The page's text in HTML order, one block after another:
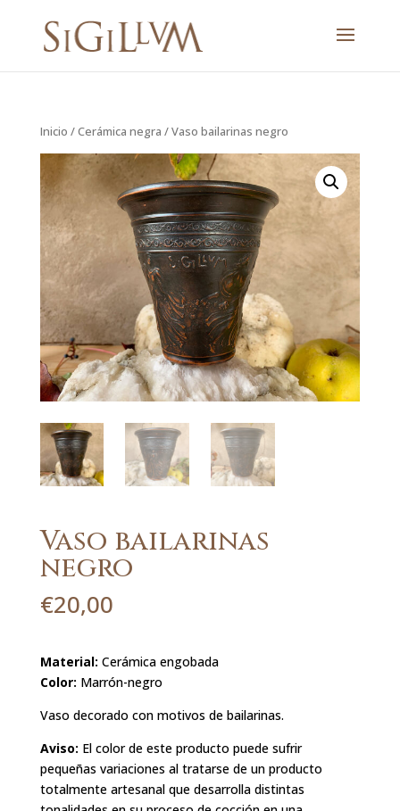
Inicio /Cerámica negra / Vaso bailarinas negro
Vaso bailarinas
negro
€20,00
Material: Cerámica engobada
Color: Marrón-negro
Vaso decorado con motivos de bailarinas.
Aviso: El color de este producto puede sufrir
pequeñas variaciones al tratarse de un producto
totalmente artesanal que desarrolla distintas